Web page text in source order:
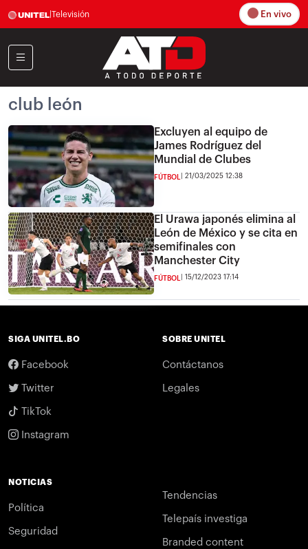
Televisión En vivo
club león
Excluyen al equipo de
James Rodríguez del
Mundial de Clubes
FÚTBOL 21/03/2025 12:38
El Urawa japonés elimina al
León de México y se cita en
semifinales con
Manchester City
FÚTBOL 15/12/2023 17:14
SIGA UNITEL.BO
Facebook
Twitter
TikTok
Instagram
SOBRE UNITEL
Contáctanos
Legales
NOTICIAS
Política
Seguridad
Tendencias
Telepaís investiga
Branded content